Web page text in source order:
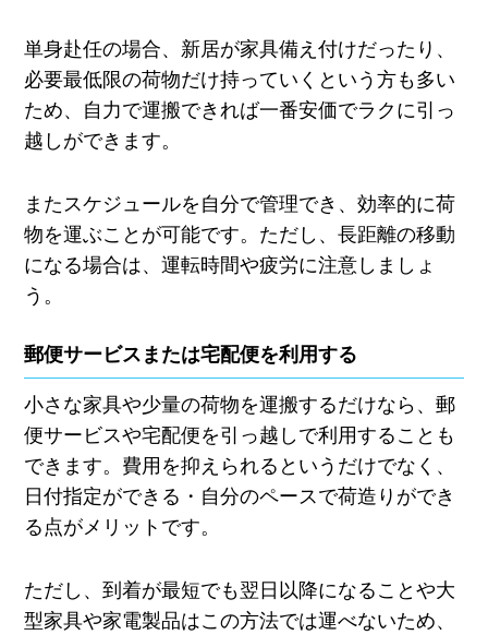
単身赴任の場合、新居が家具備え付けだったり、
必要最低限の荷物だけ持っていくという方も多い
ため、自力で運搬できれば一番安価でラクに引っ
越しができます。
またスケジュールを自分で管理でき、効率的に荷
物を運ぶことが可能です。ただし、長距離の移動
になる場合は、運転時間や疲労に注意しましょ
う。
郵便サービスまたは宅配便を利用する
小さな家具や少量の荷物を運搬するだけなら、郵
便サービスや宅配便を引っ越しで利用することも
できます。費用を抑えられるというだけでなく、
日付指定ができる・自分のペースで荷造りができ
る点がメリットです。
ただし、到着が最短でも翌日以降になることや大
型家具や家電製品はこの方法では運べないため、